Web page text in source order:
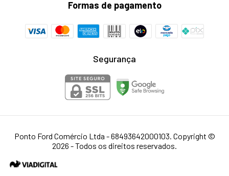
Formas de pagamento
Segurança
Ponto Ford Comércio Ltda - 68493642000103. Copyright ©
2026 - Todos os direitos reservados.